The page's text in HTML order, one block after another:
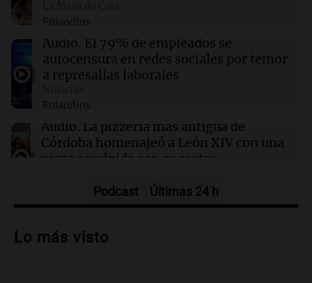
Incendio consume 60 hectáreas en el Parque
Nacional Bromo Tengger Semeru de
Indonesia
Renuncia del profesor negro más joven de
Cambridge tras acusaciones de plagio y dudas
sobre sus credenciales
Episodios
Audio. El 79% de empleados se
autocensura en redes sociales por temor
a represalias laborales
Episodios
Audio. La pizzería más antigua de
Córdoba homenajeó a León XIV con una
pizza esculpida con su rostro
Audio.A 13 años de Salta 2141,
memoria y justicia
Podcast Últimas 24 h
Lo más visto